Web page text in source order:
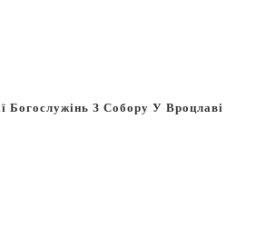
Богослужінь З Собору У Вроцлаві